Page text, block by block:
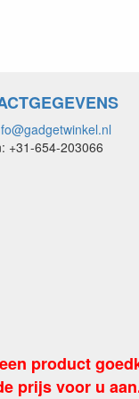
Gebruik: Perfect
Waarom kiezen
foamsticks rood
+31-654-203066
product
prijs voor u